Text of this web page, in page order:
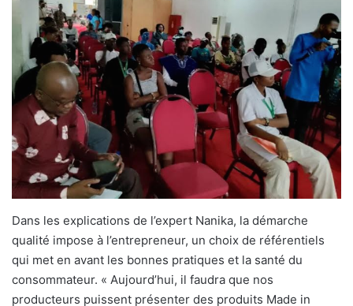
Dans les explications de l’expert Nanika, la démarche
qualité impose à l’entrepreneur, un choix de référentiels
qui met en avant les bonnes pratiques et la santé du
consommateur. « Aujourd’hui, il faudra que nos
producteurs puissent présenter des produits Made in